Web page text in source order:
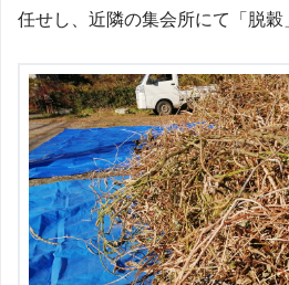
任せし、近隣の集会所にて「脱穀